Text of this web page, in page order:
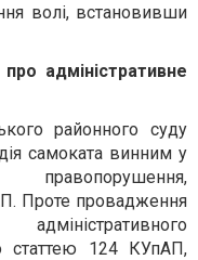
волі, встановивши
адміністративне
районного суду
самоката винним у
правопорушення,
Проте провадження
статтею 124 КУпАП,